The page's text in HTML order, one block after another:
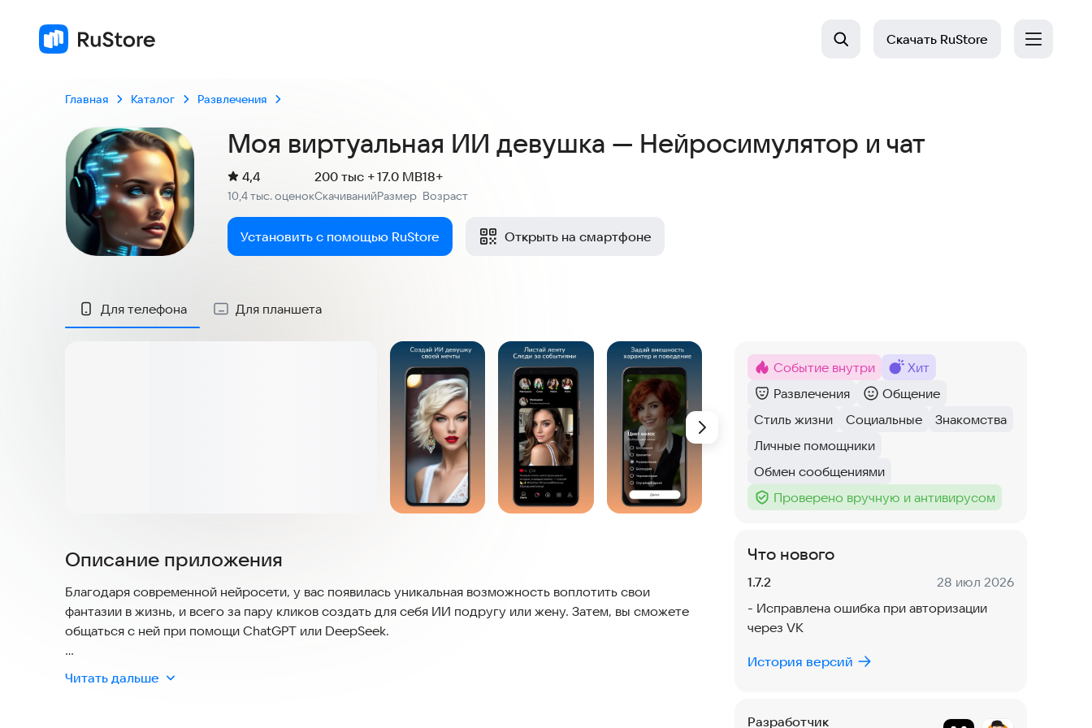
Скачать RuStore
Главная Каталог Развлечения
Моя виртуальная ИИ девушка — Нейросимулятор и чат
Рейтинг:
4,4
10,4 тыс. оценокСкачиваний
200 тыс +
Размер
17.0 MB
Возраст
18+
Установить с помощью RuStore Открыть на смартфоне
Для телефона Для планшета
Описание приложения
Благодаря современной нейросети, у вас появилась уникальная возможность воплотить свои
фантазии в жизнь, и всего за пару кликов создать для себя ИИ подругу или жену. Затем, вы сможете
общаться с ней при помощи ChatGPT или DeepSeek.
цвет глаз и волос, фигура, размер груди, наличие тату, характер, поведение, интересы.
Читать дальше
Метка:
Событие внутри
Метка:
хит
Категория :
Развлечения
Категория:
Общение
Тег:
Стиль жизни
Тег:
Социальные
Тег:
Знакомства
Тег :
Личные помощники
Тег:
Обмен сообщениями
Тег :
Проверено вручную и антивирусом
Что нового
Версия:
1.7.2 Дата:
28 июл 2026
- Исправлена ошибка при авторизации
через VK
История версий
Разработчик